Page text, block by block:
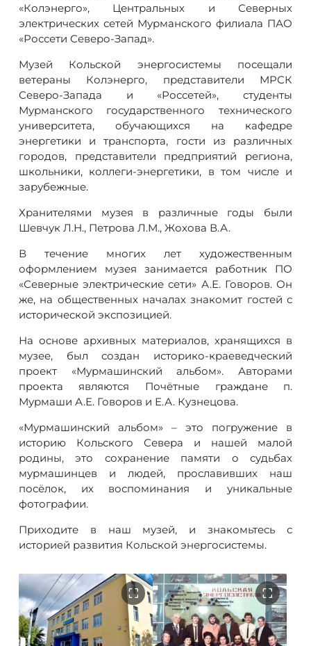
«Колэнерго», Центральных и Северных
электрических сетей Мурманского филиала ПАО
«Россети Северо-Запад».
Музей Кольской энергосистемы посещали
ветераны Колэнерго, представители МРСК
Северо-Запада и «Россетей», студенты
Мурманского государственного технического
университета, обучающихся на кафедре
энергетики и транспорта, гости из различных
городов, представители предприятий региона,
школьники, коллеги-энергетики, в том числе и
зарубежные.
Хранителями музея в различные годы были
Шевчук Л.Н., Петрова Л.М., Жохова В.А.
В течение многих лет художественным
оформлением музея занимается работник ПО
«Северные электрические сети» А.Е. Говоров. Он
же, на общественных началах знакомит гостей с
исторической экспозицией.
На основе архивных материалов, хранящихся в
музее, был создан историко-краеведческий
проект «Мурмашинский альбом». Авторами
проекта являются Почётные граждане п.
Мурмаши А.Е. Говоров и Е.А. Кузнецова.
«Мурмашинский альбом» – это погружение в
историю Кольского Севера и нашей малой
родины, это сохранение памяти о судьбах
мурмашинцев и людей, прославивших наш
посёлок, их воспоминания и уникальные
фотографии.
Приходите в наш музей, и знакомьтесь с
историей развития Кольской энергосистемы.